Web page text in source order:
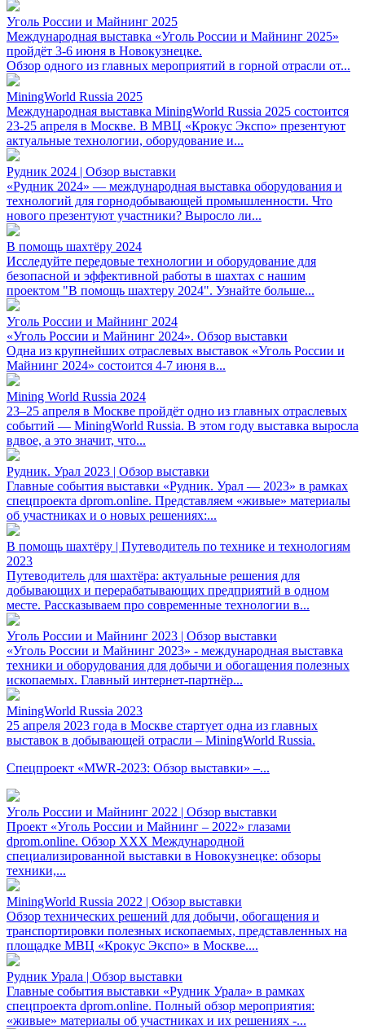
Уголь России и Майнинг 2025
Международная выставка «Уголь России и Майнинг 2025»
пройдёт 3-6 июня в Новокузнецке.
Обзор одного из главных мероприятий в горной отрасли от...
MiningWorld Russia 2025
Международная выставка MiningWorld Russia 2025 состоится
23-25 апреля в Москве. В МВЦ «Крокус Экспо» презентуют
актуальные технологии, оборудование и...
Рудник 2024 | Обзор выставки
«Рудник 2024» — международная выставка оборудования и
технологий для горнодобывающей промышленности. Что
нового презентуют участники? Выросло ли...
В помощь шахтёру 2024
Исследуйте передовые технологии и оборудование для
безопасной и эффективной работы в шахтах с нашим
проектом "В помощь шахтеру 2024". Узнайте больше...
Уголь России и Майнинг 2024
«Уголь России и Майнинг 2024». Обзор выставки
Одна из крупнейших отраслевых выставок «Уголь России и
Майнинг 2024» состоится 4-7 июня в...
Mining World Russia 2024
23–25 апреля в Москве пройдёт одно из главных отраслевых
событий — MiningWorld Russia. В этом году выставка выросла
вдвое, а это значит, что...
Рудник. Урал 2023 | Обзор выставки
Главные события выставки «Рудник. Урал — 2023» в рамках
спецпроекта dprom.online. Представляем «живые» материалы
об участниках и о новых решениях:...
В помощь шахтёру | Путеводитель по технике и технологиям
2023
Путеводитель для шахтёра: актуальные решения для
добывающих и перерабатывающих предприятий в одном
месте. Рассказываем про современные технологии в...
Уголь России и Майнинг 2023 | Обзор выставки
«Уголь России и Майнинг 2023» - международная выставка
техники и оборудования для добычи и обогащения полезных
ископаемых. Главный интернет-партнёр...
MiningWorld Russia 2023
25 апреля 2023 года в Москве стартует одна из главных
выставок в добывающей отрасли – MiningWorld Russia.
Спецпроект «MWR-2023: Обзор выставки» –...
Уголь России и Майнинг 2022 | Обзор выставки
Проект «Уголь России и Майнинг – 2022» глазами
dprom.online. Обзор XXX Международной
специализированной выставки в Новокузнецке: обзоры
техники,...
MiningWorld Russia 2022 | Обзор выставки
Обзор технических решений для добычи, обогащения и
транспортировки полезных ископаемых, представленных на
площадке МВЦ «Крокус Экспо» в Москве....
Рудник Урала | Обзор выставки
Главные события выставки «Рудник Урала» в рамках
спецпроекта dprom.online. Полный обзор мероприятия:
«живые» материалы об участниках и их решениях -...